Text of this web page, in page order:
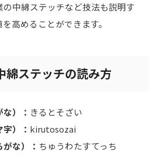
中綿ステッチなど技法も説明す
高めることができます。
綿ステッチの読み方
）： きるとそざい
）： kirutosozai
な）： ちゅうわたすてっち